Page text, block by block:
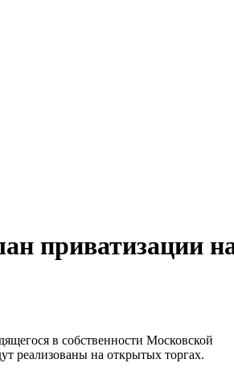
приватизации
в собственности Московской
реализованы на открытых торгах.